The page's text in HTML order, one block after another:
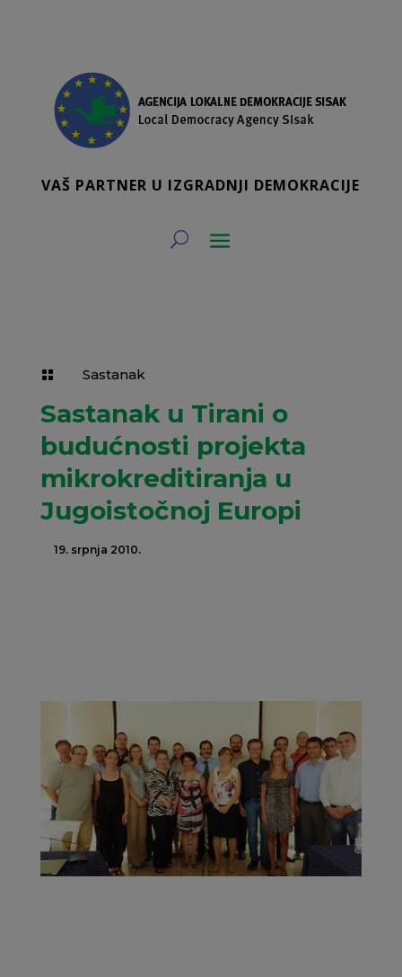
VAŠ PARTNER U IZGRADNJI DEMOKRACIJE
 Sastanak
Sastanak u Tirani o
budućnosti projekta
mikrokreditiranja u
Jugoistočnoj Europi
19. srpnja 2010.